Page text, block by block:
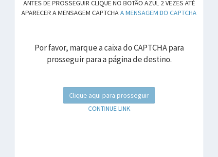
ANTES DE PROSSEGUIR CLIQUE NO BOTÃO AZUL 2 VEZES ATÉ
APARECER A MENSAGEM CAPTCHAA MENSAGEM DO CAPTCHA
Por favor, marque a caixa do CAPTCHA para
prosseguir para a página de destino.
Clique aqui para prosseguir
CONTINUE LINK